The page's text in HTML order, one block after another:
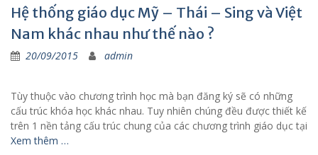
Hệ thống giáo dục Mỹ – Thái – Sing và Việt
Nam khác nhau như thế nào ?
20/09/2015 admin
Tùy thuộc vào chương trình học mà bạn đăng ký sẽ có những
cấu trúc khóa học khác nhau. Tuy nhiên chúng đều được thiết kế
trên 1 nền tảng cấu trúc chung của các chương trình giáo dục tại
Xem thêm …